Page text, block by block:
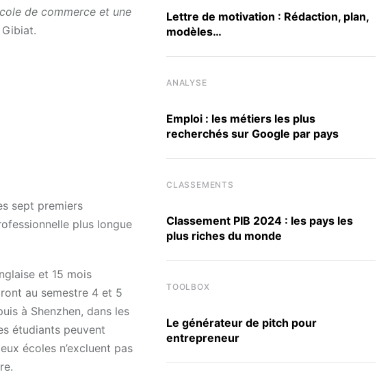
de commerce et une
sept premiers
plus longue
et 15 mois
au semestre 4 et 5
à Shenzhen, dans les
étudiants peuvent
écoles n’excluent pas
Lettre de motivation : Rédaction, plan,
modèles…
ANALYSE
Emploi : les métiers les plus
recherchés sur Google par pays
CLASSEMENTS
Classement PIB 2024 : les pays les
plus riches du monde
TOOLBOX
Le générateur de pitch pour
entrepreneur